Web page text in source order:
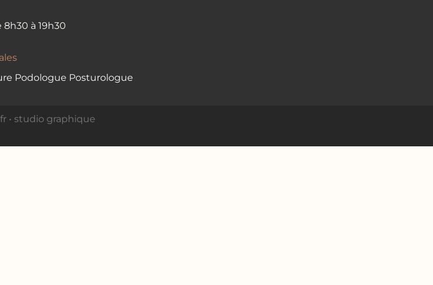
à 19h30
Podologue Posturologue
• studio graphique